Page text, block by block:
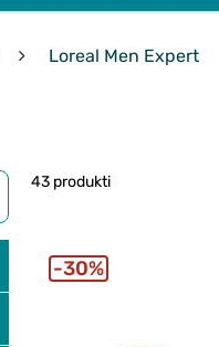
Loreal Men Expert
43 produkti
30%